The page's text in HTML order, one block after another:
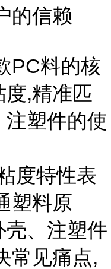
的信赖
PC料的核
,精准匹
塑件的使
度特性表
塑料原
、注塑件
常见痛点,